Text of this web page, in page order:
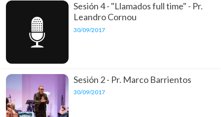
Sesión 4 - "Llamados full time" - Pr.
Leandro Cornou
30/09/2017
Sesión 2 - Pr. Marco Barrientos
30/09/2017